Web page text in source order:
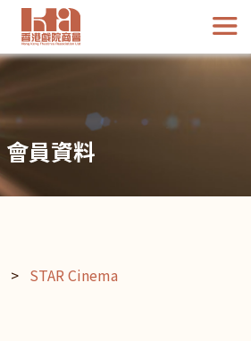
會員資料
> STAR Cinema